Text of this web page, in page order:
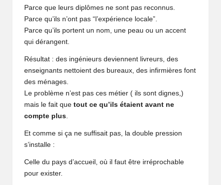
Parce que leurs diplômes ne sont pas reconnus.
Parce qu’ils n’ont pas “l’expérience locale”.
Parce qu’ils portent un nom, une peau ou un accent
qui dérangent.
Résultat : des ingénieurs deviennent livreurs, des
enseignants nettoient des bureaux, des infirmières font
des ménages.
Le problème n’est pas ces métier ( ils sont dignes,)
mais le fait que tout ce qu’ils étaient avant ne
compte plus.
Et comme si ça ne suffisait pas, la double pression
s’installe :
Celle du pays d’accueil, où il faut être irréprochable
pour exister.